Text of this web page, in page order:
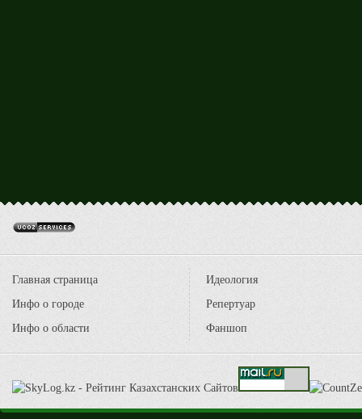
Главная страница
Инфо о городе
Инфо о области
Идеология
Репертуар
Фаншоп